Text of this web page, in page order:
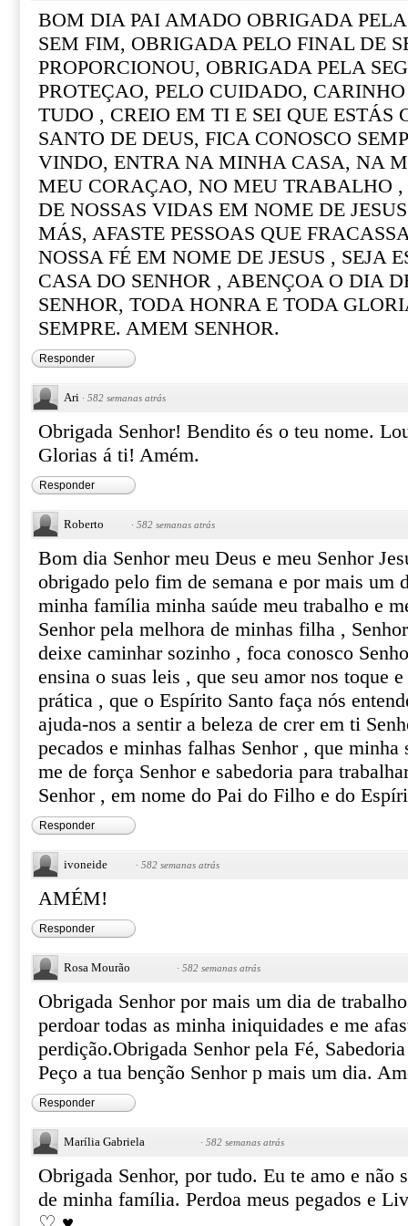
BOM DIA PAI AMADO OBRIGADA
SEM FIM, OBRIGADA PELO FINAL DE
PROPORCIONOU, OBRIGADA PELA
PROTEÇAO, PELO CUIDADO,
TUDO , CREIO EM TI E SEI QUE ESTÁS
SANTO DE DEUS, FICA CONOSCO
VINDO, ENTRA NA MINHA CASA, NA
MEU CORAÇAO, NO MEU TRABALHO
DE NOSSAS VIDAS EM NOME DE
MÁS, AFASTE PESSOAS QUE
NOSSA FÉ EM NOME DE JESUS , SEJA
CASA DO SENHOR , ABENÇOA O DIA
SENHOR, TODA HONRA E TODA
SEMPRE. AMEM SENHOR.
Responder
Ari · 582 semanas atrás
Obrigada Senhor! Bendito és o teu nome.
Glorias á ti! Amém.
Responder
Roberto · 582 semanas atrás
Bom dia Senhor meu Deus e meu Senhor
obrigado pelo fim de semana e por mais um
minha família minha saúde meu trabalho e
Senhor pela melhora de minhas filha ,
deixe caminhar sozinho , foca conosco
ensina o suas leis , que seu amor nos toque
prática , que o Espírito Santo faça nós
ajuda-nos a sentir a beleza de crer em ti
pecados e minhas falhas Senhor , que minha
me de força Senhor e sabedoria para
Senhor , em nome do Pai do Filho e do
Responder
ivoneide · 582 semanas atrás
AMÉM!
Responder
Rosa Mourão · 582 semanas atrás
Obrigada Senhor por mais um dia de
perdoar todas as minha iniquidades e me
perdição.Obrigada Senhor pela Fé,
Peço a tua benção Senhor p mais um dia.
Responder
Marília Gabriela · 582 semanas atrás
Obrigada Senhor, por tudo. Eu te amo e não
de minha família. Perdoa meus pegados e